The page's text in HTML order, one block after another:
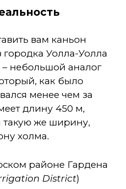
вам каньон
Уолла-Уолла
небольшой аналог
как было
менее чем за
длину 450 м,
такую же ширину,
холма.
районе Гардена
District)